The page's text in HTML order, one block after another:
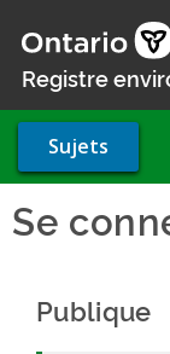
au
contenu
Registre
Sujets
Se
Publique